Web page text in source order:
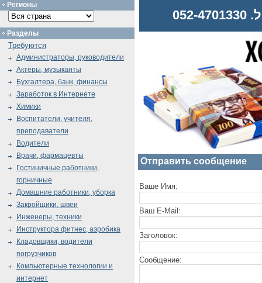
Отправить сообщение
Ваше Имя:
Ваш E-Mail:
Заголовок:
Сообщение:
Регионы
Разделы
Требуются
Администраторы, руководители
Актёры, музыканты
Бухгалтера, банк, финансы
Заработок в Интернете
Химики
Воспитатели, учителя,
преподаватели
Водители
Врачи, фармацевты
Гостиничные работники,
горничные
Домашние работники, уборка
Закройщики, швеи
Инженеры, техники
Инструктора фитнес, аэробика
Кладовщики, водители
погрузчиков
Компьютерные технологии и
интернет